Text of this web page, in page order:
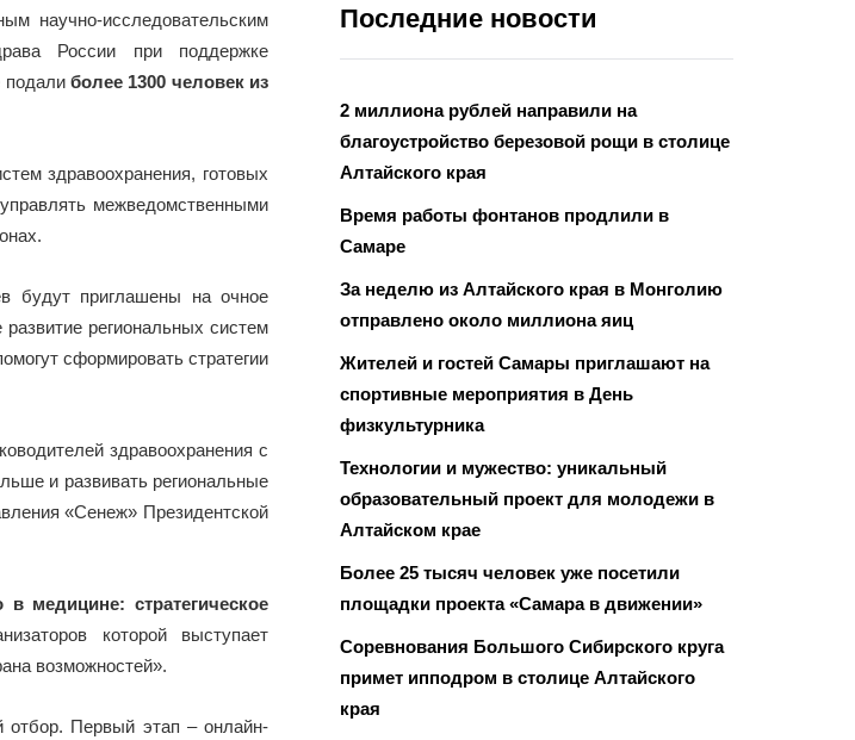
научно-исследовательским
России при поддержке
подали более 1300 человек из
здравоохранения, готовых
межведомственными
будут приглашены на очное
региональных систем
сформировать стратегии
здравоохранения с
и развивать региональные
«Сенеж» Президентской
медицине: стратегическое
которой выступает
возможностей».
отбор. Первый этап – онлайн-
Последние новости
2 миллиона рублей направили на
благоустройство березовой рощи в столице
Алтайского края
Время работы фонтанов продлили в
Самаре
За неделю из Алтайского края в Монголию
отправлено около миллиона яиц
Жителей и гостей Самары приглашают на
спортивные мероприятия в День
физкультурника
Технологии и мужество: уникальный
образовательный проект для молодежи в
Алтайском крае
Более 25 тысяч человек уже посетили
площадки проекта «Самара в движении»
Соревнования Большого Сибирского круга
примет ипподром в столице Алтайского
края